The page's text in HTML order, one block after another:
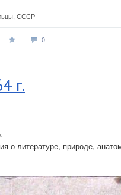
СССР
0
г.
о литературе, природе,